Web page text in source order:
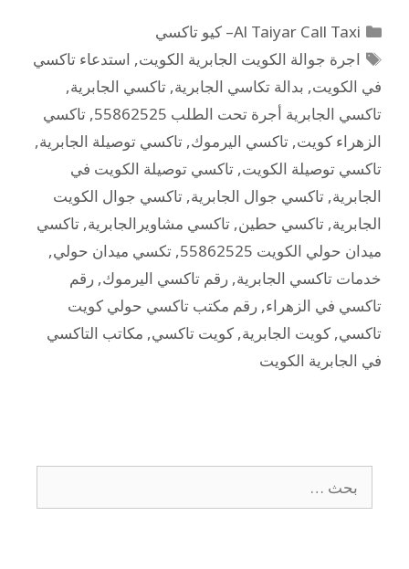
Al Taiyar Call Taxi– كيو تاكسي
اجرة جوالة الكويت الجابرية الكويت, استدعاء تاكسي
في الكويت, بدالة تكاسي الجابرية, تاكسي الجابرية,
تاكسي الجابرية أجرة تحت الطلب 55862525
, تاكسي
الزهراء كويت, تاكسي اليرموك, تاكسي توصيلة الجابرية,
تاكسي توصيلة الكويت, تاكسي توصيلة الكويت في
الجابرية, تاكسي جوال الجابرية, تاكسي جوال الكويت
الجابرية, تاكسي حطين, تاكسي مشاويرالجابرية, تاكسي
ميدان حولي الكويت 55862525
, تكسي ميدان حولي,
خدمات تاكسي الجابرية, رقم تاكسي اليرموك, رقم
تاكسي في الزهراء, رقم مكتب تاكسي حولي كويت
تاكسي, كويت الجابرية, كويت تاكسي, مكاتب التاكسي
في الجابرية الكويت